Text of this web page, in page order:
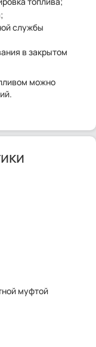
службы
в закрытом
можно
муфтой